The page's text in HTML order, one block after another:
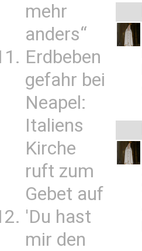
mehr
anders“
Erdbeben
gefahr bei
Neapel:
Italiens
Kirche
ruft zum
Gebet auf
'Du hast
mir den